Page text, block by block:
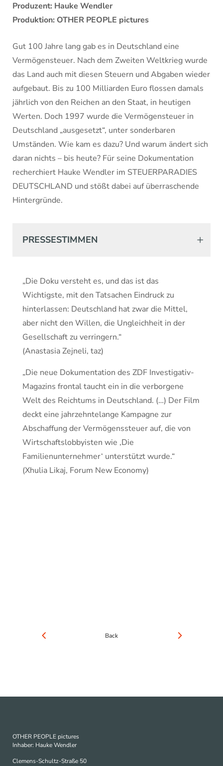
Gut 100 Jahre lang gab es in Deutschland eine
Vermögensteuer. Nach dem Zweiten Weltkrieg wurde
das Land auch mit diesen Steuern und Abgaben wieder
aufgebaut. Bis zu 100 Milliarden Euro flossen damals
jährlich von den Reichen an den Staat, in heutigen
Werten. Doch 1997 wurde die Vermögensteuer in
Deutschland „ausgesetzt“, unter sonderbaren
Umständen. Wie kam es dazu? Und warum ändert sich
daran nichts – bis heute? Für seine Dokumentation
recherchiert Hauke Wendler im STEUERPARADIES
DEUTSCHLAND und stößt dabei auf überraschende
Hintergründe.
Produzent: Hauke Wendler
Produktion: OTHER PEOPLE pictures
PRESSESTIMMEN
„Die Doku versteht es, und das ist das
Wichtigste, mit den Tatsachen Eindruck zu
hinterlassen: Deutschland hat zwar die Mittel,
aber nicht den Willen, die Ungleichheit in der
Gesellschaft zu verringern.“
(Anastasia Zejneli, taz)
„Die neue Dokumentation des ZDF Investigativ-
Magazins frontal taucht ein in die verborgene
Welt des Reichtums in Deutschland. (…) Der Film
deckt eine jahrzehntelange Kampagne zur
Abschaffung der Vermögenssteuer auf, die von
Wirtschaftslobbyisten wie ‚Die
Familienunternehmer‘ unterstützt wurde.“
(Xhulia Likaj, Forum New Economy)
Back
OTHER PEOPLE pictures
Inhaber: Hauke Wendler
Clemens-Schultz-Straße 50